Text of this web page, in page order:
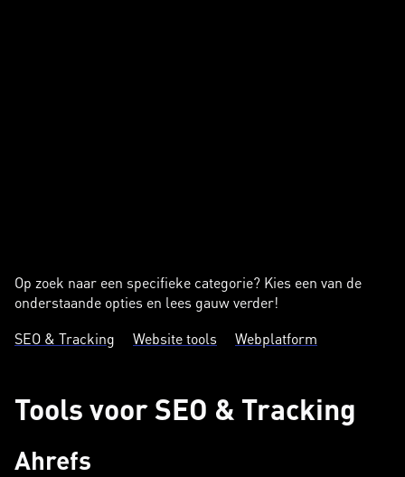
Op zoek naar een specifieke categorie? Kies een van de
onderstaande opties en lees gauw verder!
SEO & Tracking
Website tools Webplatform
Tools voor SEO & Tracking
Ahrefs